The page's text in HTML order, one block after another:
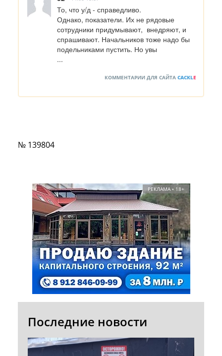
То, что у/д - справедливо.
Однако, показатели. Их не рядовые
сотрудники придумывают,  внедряют, и
спрашивают. Начальников тоже надо бы
подельниками пустить. Но увы
...
КОММЕНТАРИИ ДЛЯ САЙТА CACKLE
№ 139804
РЕКЛАМА • 18+
Последние новости